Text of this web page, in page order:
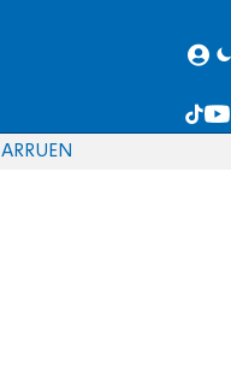
EN
RU
AR